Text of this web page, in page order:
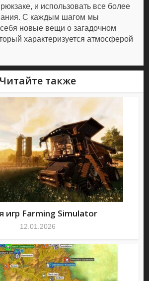
и использовать все более
С каждым шагом мы
новые вещи о загадочном
характеризуется атмосферой
Читайте также
игр Farming Simulator
12.01.2026